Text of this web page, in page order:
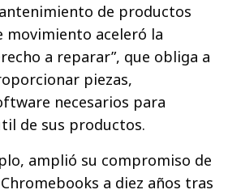
de productos
movimiento aceleró la
a reparar”, que obliga a
piezas,
necesarios para
de sus productos.
amplió su compromiso de
a diez años tras